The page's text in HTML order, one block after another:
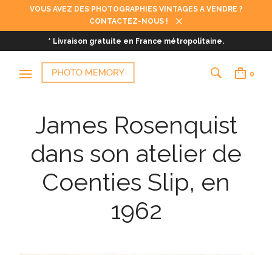
VOUS AVEZ DES PHOTOGRAPHIES VINTAGES A VENDRE ?
CONTACTEZ-NOUS !
* Livraison gratuite en France métropolitaine.
0
James Rosenquist
dans son atelier de
Coenties Slip, en
1962